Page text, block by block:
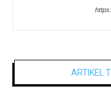
ARTIKEL